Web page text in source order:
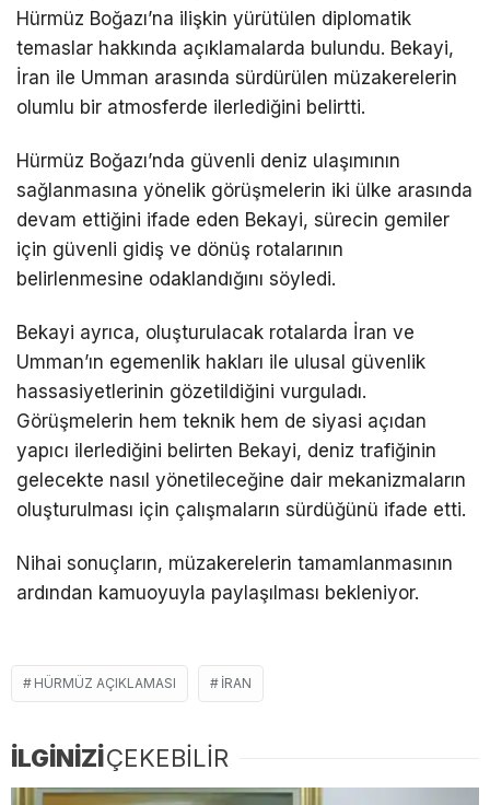
Hürmüz Boğazı’na ilişkin yürütülen diplomatik
temaslar hakkında açıklamalarda bulundu. Bekayi,
İran ile Umman arasında sürdürülen müzakerelerin
olumlu bir atmosferde ilerlediğini belirtti.
Hürmüz Boğazı’nda güvenli deniz ulaşımının
sağlanmasına yönelik görüşmelerin iki ülke arasında
devam ettiğini ifade eden Bekayi, sürecin gemiler
için güvenli gidiş ve dönüş rotalarının
belirlenmesine odaklandığını söyledi.
Bekayi ayrıca, oluşturulacak rotalarda İran ve
Umman’ın egemenlik hakları ile ulusal güvenlik
hassasiyetlerinin gözetildiğini vurguladı.
Görüşmelerin hem teknik hem de siyasi açıdan
yapıcı ilerlediğini belirten Bekayi, deniz trafiğinin
gelecekte nasıl yönetileceğine dair mekanizmaların
oluşturulması için çalışmaların sürdüğünü ifade etti.
Nihai sonuçların, müzakerelerin tamamlanmasının
ardından kamuoyuyla paylaşılması bekleniyor.
HÜRMÜZ AÇIKLAMASI İRAN
İLGİNİZİÇEKEBİLİR